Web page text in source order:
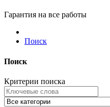
Гарантия на все работы
Поиск
Поиск
Критерии поиска